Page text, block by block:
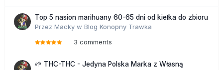
Top 5 nasion marihuany 60-65 dni od kiełka do zbioru
Przez Macky w Blog Konopny Trawka
3 comments
🌱 THC-THC - Jedyna Polska Marka z Własną